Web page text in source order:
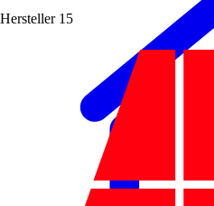
Hersteller 15